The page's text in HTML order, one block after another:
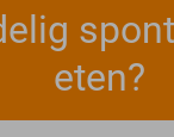
eten?